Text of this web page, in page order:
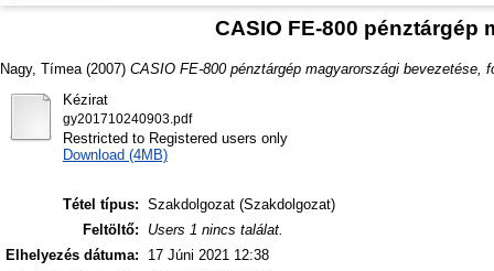
CASIO FE-800 pénztárgép
Nagy, Tímea (2007) CASIO FE-800 pénztárgép magyarországi bevezetése,
Kézirat
gy201710240903.pdf
Restricted to Registered users only
Download (4MB)
Tétel típus: Szakdolgozat (Szakdolgozat)
Feltöltő:
Users 1 nincs találat.
Elhelyezés dátuma:
17 Júni 2021 12:38